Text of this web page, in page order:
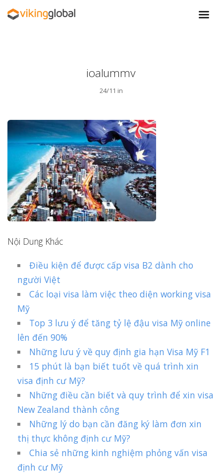
ioalummv
24/11 in
Nội Dung Khác
Điều kiện để được cấp visa B2 dành cho
người Việt
Các loại visa làm việc theo diện working visa
Mỹ
Top 3 lưu ý để tăng tỷ lệ đậu visa Mỹ online
lên đến 90%
Những lưu ý về quy định gia hạn Visa Mỹ F1
15 phút là bạn biết tuốt về quá trình xin
visa định cư Mỹ?
Những điều cần biết và quy trình để xin visa
New Zealand thành công
Những lý do bạn cần đăng ký làm đơn xin
thị thực không định cư Mỹ?
Chia sẻ những kinh nghiệm phỏng vấn visa
định cư Mỹ